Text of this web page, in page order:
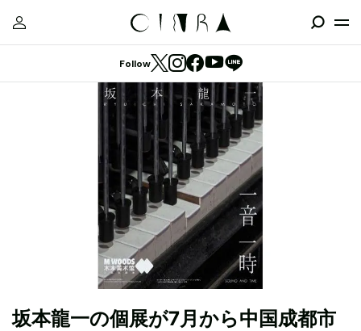
Follow
坂本龍一の個展が7月から中国成都市